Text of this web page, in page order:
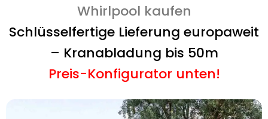
Whirlpool kaufen
Schlüsselfertige Lieferung europaweit
– Kranabladung bis 50m
Preis-Konfigurator unten!